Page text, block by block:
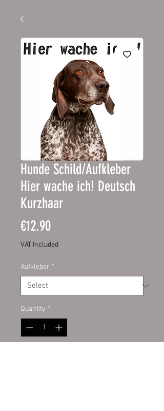
Hunde Schild/Aufkleber
Hier wache ich! Deutsch
Kurzhaar
€12.90Price
VAT Included
Aufkleber *
Quantity *